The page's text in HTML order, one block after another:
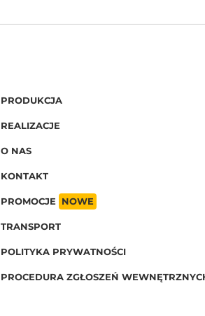
PRODUKCJA
REALIZACJE
O NAS
KONTAKT
PROMOCJE NOWE
TRANSPORT
POLITYKA PRYWATNOŚCI
PROCEDURA ZGŁOSZEŃ